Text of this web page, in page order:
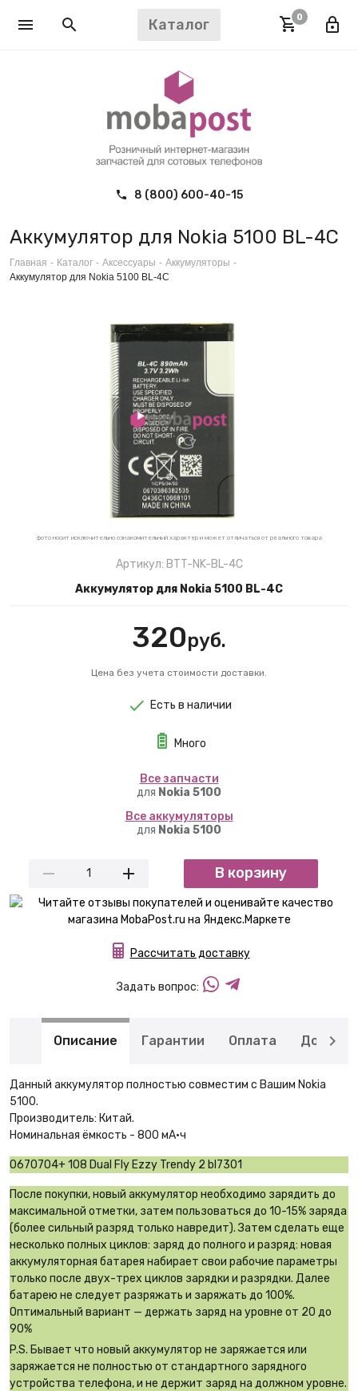
Каталог 0
8 (800) 600-40-15
Аккумулятор для Nokia 5100 BL-4C
Главная - Каталог - Аксессуары - Аккумуляторы -
Аккумулятор для Nokia 5100 BL-4C
фото носит исключительно ознакомительный характер и может отличаться от реального товара
Артикул: BTT-NK-BL-4C
Аккумулятор для Nokia 5100 BL-4C
320руб.
Цена без учета стоимости доставки.
Есть в наличии
Много
Вcе запчасти
для Nokia 5100
Вcе аккумуляторы
для Nokia 5100
В корзину
Рассчитать доставку
Задать вопрос:
Описание Гарантии Оплата
Данный аккумулятор полностью совместим с Вашим Nokia
5100.
Производитель: Китай.
Номинальная ёмкость - 800 мА·ч
0670704+ 108 Dual Fly Ezzy Trendy 2 bl7301
После покупки, новый аккумулятор необходимо зарядить до
максимальной отметки, затем пользоваться до 10-15% заряда
(более сильный разряд только навредит). Затем сделать еще
несколько полных циклов: заряд до полного и разряд: новая
аккумуляторная батарея набирает свои рабочие параметры
только после двух-трех циклов зарядки и разрядки. Далее
батарею не следует разряжать и заряжать до 100%.
Оптимальный вариант — держать заряд на уровне от 20 до
90%
P.S. Бывает что новый аккумулятор не заряжается или
заряжается не полностью от стандартного зарядного
устройства телефона, и не держит заряд на должном уровне.